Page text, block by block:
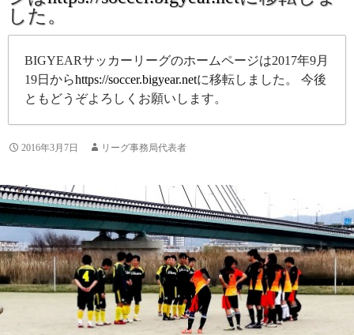
した。
BIGYEARサッカーリーグのホームページは2017年9月
19日からhttps://soccer.bigyear.netに移転しました。 今後
ともどうぞよろしくお願いします。
2016年3月7日 リーグ事務局代表者